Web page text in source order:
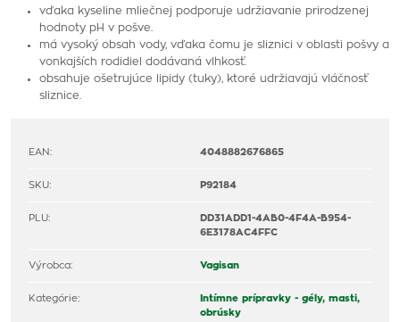
vďaka kyseline mliečnej podporuje udržiavanie prirodzenej
hodnoty pH v pošve.
má vysoký obsah vody, vďaka čomu je sliznici v oblasti pošvy a
vonkajších rodidiel dodávaná vlhkosť.
obsahuje ošetrujúce lipidy (tuky), ktoré udržiavajú vláčnosť
sliznice.
EAN: 4048882676865
SKU: P92184
PLU:
DD31ADD1-4AB0-4F4A-B954-
6E3178AC4FFC
Výrobca: Vagisan
Kategórie:
Intímne prípravky - gély, masti,
obrúsky